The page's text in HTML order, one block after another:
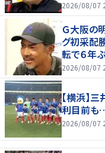
2026/08/07
Ｇ大阪の
グ初采配
転で６年
2026/08/07
【横浜】
利目前も
2026/08/07